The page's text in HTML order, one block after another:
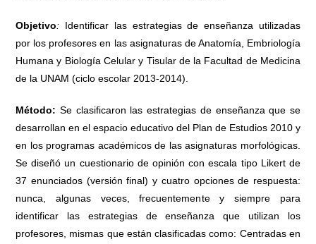
Objetivo: Identificar las estrategias de enseñanza utilizadas
por los profesores en las asignaturas de Anatomía, Embriología
Humana y Biología Celular y Tisular de la Facultad de Medicina
de la UNAM (ciclo escolar 2013-2014).
Método: Se clasificaron las estrategias de enseñanza que se
desarrollan en el espacio educativo del Plan de Estudios 2010 y
en los programas académicos de las asignaturas morfológicas.
Se diseñó un cuestionario de opinión con escala tipo Likert de
37 enunciados (versión final) y cuatro opciones de respuesta:
nunca, algunas veces, frecuentemente y siempre para
identificar las estrategias de enseñanza que utilizan los
profesores, mismas que están clasificadas como: Centradas en